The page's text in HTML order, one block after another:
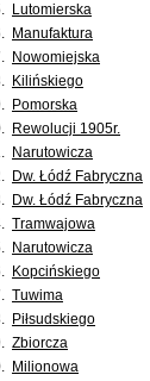
Lutomierska
Manufaktura
Nowomiejska
Kilińskiego
Pomorska
Rewolucji 1905r.
Narutowicza
Dw. Łódź Fabryczna
Dw. Łódź Fabryczna
Tramwajowa
Narutowicza
Kopcińskiego
Tuwima
Piłsudskiego
Zbiorcza
Milionowa